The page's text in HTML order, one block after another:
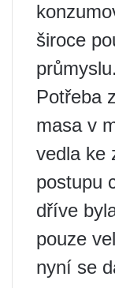
široce
průmyslu.
Potřeba
masa v
vedla ke
postupu
dříve
pouze
nyní se